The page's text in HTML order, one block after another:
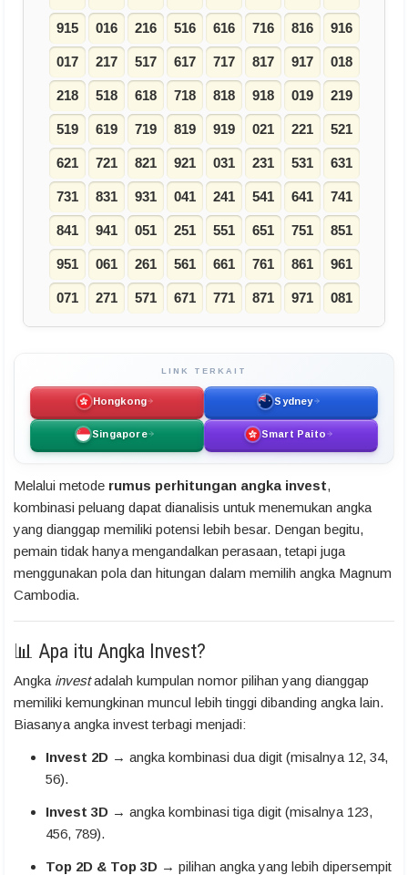
915 016 216 516 616 716 816 916
017 217 517 617 717 817 917 018
218 518 618 718 818 918 019 219
519 619 719 819 919 021 221 521
621 721 821 921 031 231 531 631
731 831 931 041 241 541 641 741
841 941 051 251 551 651 751 851
951 061 261 561 661 761 861 961
071 271 571 671 771 871 971 081
LINK TERKAIT
Hongkong Sydney
Singapore Smart Paito
Melalui metode rumus perhitungan angka invest,
kombinasi peluang dapat dianalisis untuk menemukan angka
yang dianggap memiliki potensi lebih besar. Dengan begitu,
pemain tidak hanya mengandalkan perasaan, tetapi juga
menggunakan pola dan hitungan dalam memilih angka Magnum
Cambodia.
📊 Apa itu Angka Invest?
Angka investadalah kumpulan nomor pilihan yang dianggap
memiliki kemungkinan muncul lebih tinggi dibanding angka lain.
Biasanya angka invest terbagi menjadi:
Invest 2D → angka kombinasi dua digit (misalnya 12, 34,
56).
Invest 3D → angka kombinasi tiga digit (misalnya 123,
456, 789).
Top 2D & Top 3D → pilihan angka yang lebih dipersempit